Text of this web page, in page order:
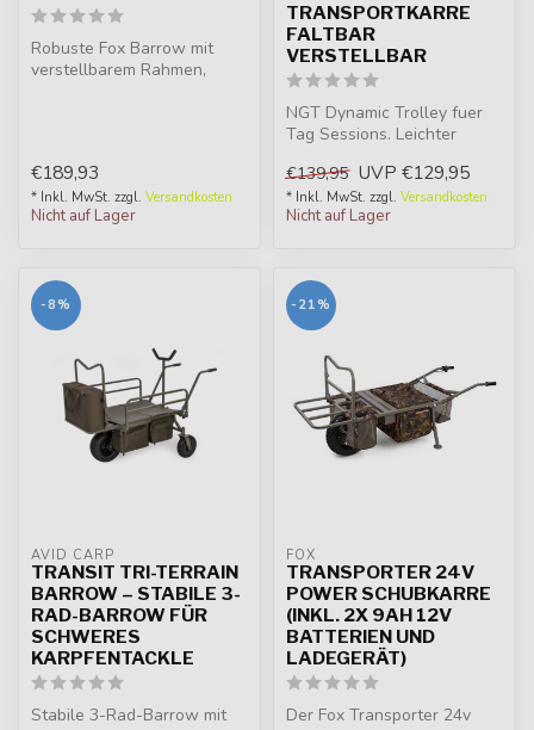
Robuste Fox Barrow mit
verstellbarem Rahmen,
€189,93
* Inkl. MwSt. zzgl. Versandkosten
Nicht auf Lager
TRANSPORTKARRE
FALTBAR
VERSTELLBAR
NGT Dynamic Trolley fuer
Tag Sessions. Leichter
Griff...
€139,95 UVP €129,95
* Inkl. MwSt. zzgl. Versandkosten
Nicht auf Lager
-8%
AVID CARP
TRANSIT TRI-TERRAIN
BARROW – STABILE 3-
RAD-BARROW FÜR
SCHWERES
KARPFENTACKLE
Stabile 3-Rad-Barrow mit
-21%
FOX
TRANSPORTER 24V
POWER SCHUBKARRE
(INKL. 2X 9AH 12V
BATTERIEN UND
LADEGERÄT)
Der Fox Transporter 24v